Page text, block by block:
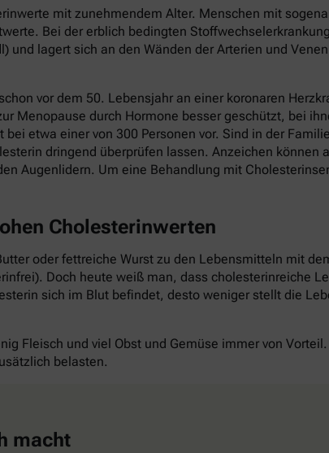
mit zunehmendem Alter. Menschen mit
Bei der erblich bedingten
und lagert sich an den Wänden der Arterien und
vor dem 50. Lebensjahr an einer koronaren
Menopause durch Hormone besser geschützt, bei
etwa einer von 300 Personen vor. Sind in der
dringend überprüfen lassen. Anzeichen können
Augenlidern. Um eine Behandlung mit
Cholesterinwerten
oder fettreiche Wurst zu den Lebensmitteln mit
Doch heute weiß man, dass cholesterinreiche
sich im Blut befindet, desto weniger stellt die
Fleisch und viel Obst und Gemüse immer von
belasten.
macht